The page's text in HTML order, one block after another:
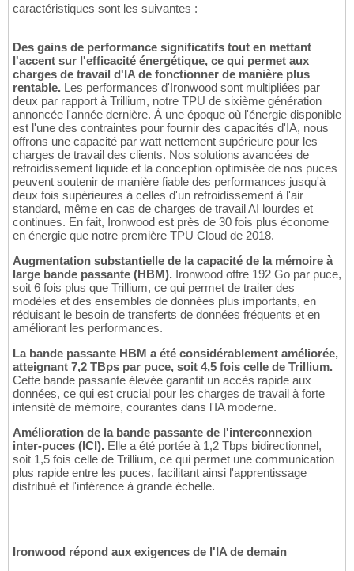
caractéristiques sont les suivantes :
Des gains de performance significatifs tout en mettant
l'accent sur l'efficacité énergétique, ce qui permet aux
charges de travail d'IA de fonctionner de manière plus
rentable. Les performances d'Ironwood sont multipliées par
deux par rapport à Trillium, notre TPU de sixième génération
annoncée l'année dernière. À une époque où l'énergie disponible
est l'une des contraintes pour fournir des capacités d'IA, nous
offrons une capacité par watt nettement supérieure pour les
charges de travail des clients. Nos solutions avancées de
refroidissement liquide et la conception optimisée de nos puces
peuvent soutenir de manière fiable des performances jusqu'à
deux fois supérieures à celles d'un refroidissement à l'air
standard, même en cas de charges de travail AI lourdes et
continues. En fait, Ironwood est près de 30 fois plus économe
en énergie que notre première TPU Cloud de 2018.
Augmentation substantielle de la capacité de la mémoire à
large bande passante (HBM). Ironwood offre 192 Go par puce,
soit 6 fois plus que Trillium, ce qui permet de traiter des
modèles et des ensembles de données plus importants, en
réduisant le besoin de transferts de données fréquents et en
améliorant les performances.
La bande passante HBM a été considérablement améliorée,
atteignant 7,2 TBps par puce, soit 4,5 fois celle de Trillium.
Cette bande passante élevée garantit un accès rapide aux
données, ce qui est crucial pour les charges de travail à forte
intensité de mémoire, courantes dans l'IA moderne.
Amélioration de la bande passante de l'interconnexion
inter-puces (ICI). Elle a été portée à 1,2 Tbps bidirectionnel,
soit 1,5 fois celle de Trillium, ce qui permet une communication
plus rapide entre les puces, facilitant ainsi l'apprentissage
distribué et l'inférence à grande échelle.
Ironwood répond aux exigences de l'IA de demain